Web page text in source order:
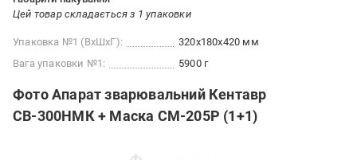
Цей товар складається з 1 упаковки
Упаковка №1 (ВхШхГ):
320x180x420 мм
Вага упаковки №1:
5900 г
Фото Апарат зварювальний Кентавр
СВ-300НМК + Маска СМ-205Р (1+1)